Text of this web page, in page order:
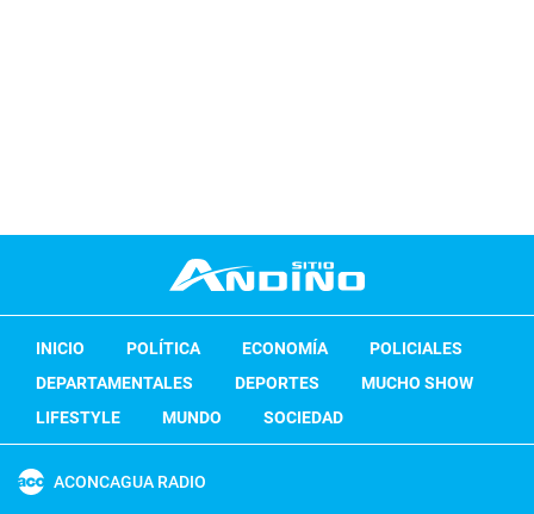
INICIO POLÍTICA ECONOMÍA
POLICIALES
DEPARTAMENTALES
DEPORTES
MUCHO SHOW
LIFESTYLE
MUNDO SOCIEDAD
ACONCAGUA RADIO